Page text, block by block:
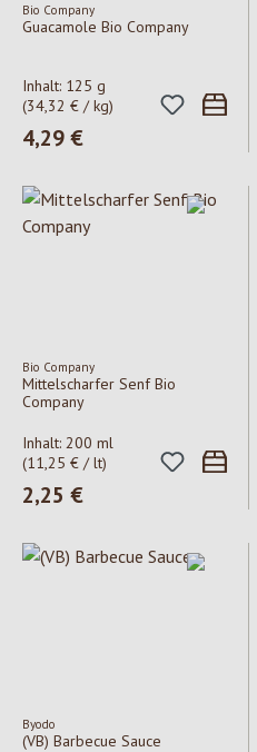
Bio Company
Guacamole Bio Company
Inhalt: 125 g
(34,32 € / kg)
Regulärer Preis:
4,29 €
Bio Company
Mittelscharfer Senf Bio
Company
Inhalt: 200 ml
(11,25 € / lt)
Regulärer Preis:
2,25 €
Byodo
(VB) Barbecue Sauce